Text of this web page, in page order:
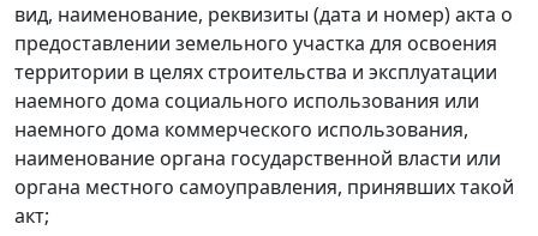
вид, наименование, реквизиты (дата и номер) акта о
предоставлении земельного участка для освоения
территории в целях строительства и эксплуатации
наемного дома социального использования или
наемного дома коммерческого использования,
наименование органа государственной власти или
органа местного самоуправления, принявших такой
акт;